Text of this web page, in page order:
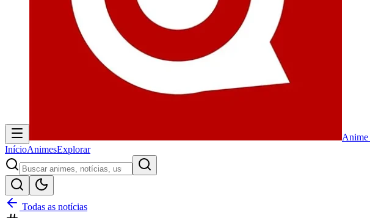
Anime
InícioAnimesExplorar
Todas as notícias